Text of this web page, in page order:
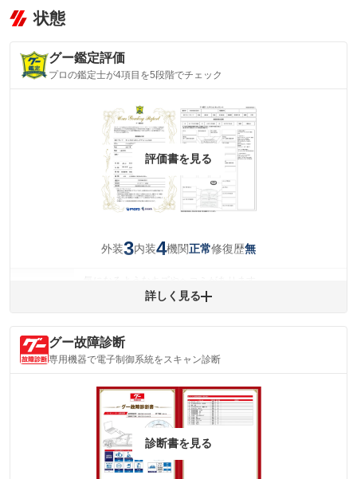
状態
グー鑑定評価
プロの鑑定士が4項目を5段階でチェック
評価書を見る
外装3内装4機関正常修復歴無
キズ・へこみについて問い合わせる
(内装状態)
機関 主要機関に不具合はありません。
詳細は鑑定書をご確認ください。
※グー鑑定は保証サービスではございません。購入時は必ず現車をご確認
※実際にお渡しするコンディションチェックシートにつきましては、形式
および表示項目が異なる場合がございます。
詳しく見る
グー故障診断
専用機器で電子制御系統をスキャン診断
診断書を見る